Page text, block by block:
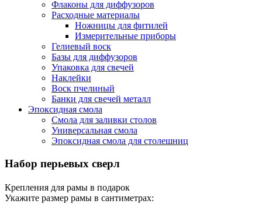
Флаконы для диффузоров
Расходные материалы
Ножницы для фитилей
Измерительные приборы
Гелиевый воск
Базы для диффузоров
Упаковка для свечей
Наклейки
Воск пчелиный
Банки для свечей металл
Эпоксидная смола
Смола для заливки столов
Универсальная смола
Эпоксидная смола для столешниц
Набор перьевых сверл
Крепления для рамы в подарок
Укажите размер рамы в сантиметрах: